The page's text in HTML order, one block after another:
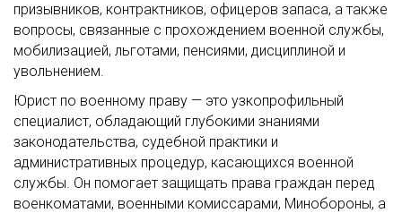
призывников, контрактников, офицеров запаса, а также
вопросы, связанные с прохождением военной службы,
мобилизацией, льготами, пенсиями, дисциплиной и
увольнением.
Юрист по военному праву — это узкопрофильный
специалист, обладающий глубокими знаниями
законодательства, судебной практики и
административных процедур, касающихся военной
службы. Он помогает защищать права граждан перед
военкоматами, военными комиссарами, Минобороны, а